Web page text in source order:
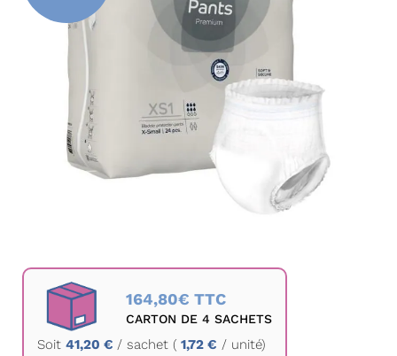
galerie
Passer
164,80€ TTC
CARTON DE 4 SACHETS
Soit 41,20 € / sachet ( 1,72 € / unité)